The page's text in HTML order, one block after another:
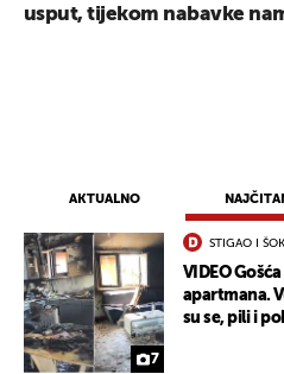
AKTUALNO
7
STIGAO I
VIDEO
apartmana.
su se, pili i
usput, tijekom nabavke